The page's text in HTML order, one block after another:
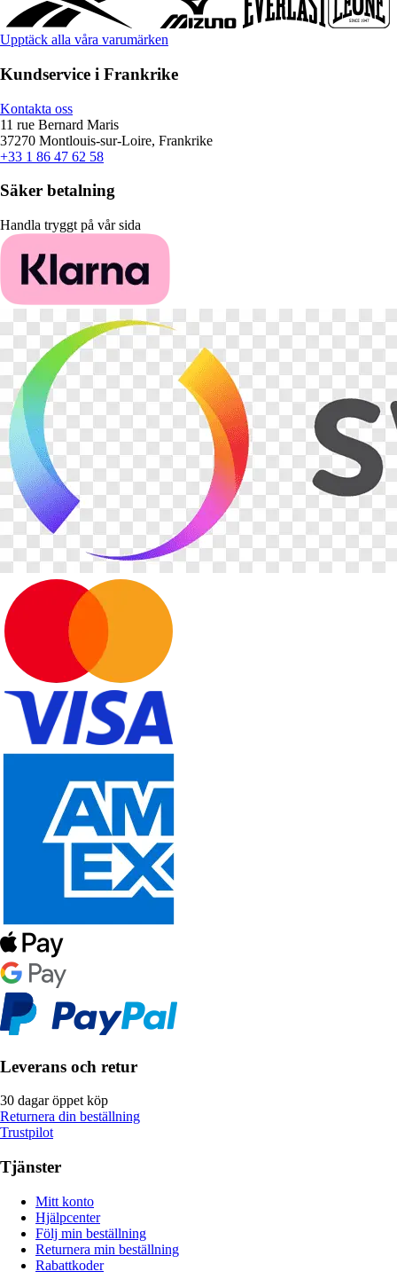
Upptäck alla våra varumärken
Kundservice i Frankrike
Kontakta oss
11 rue Bernard Maris
37270 Montlouis-sur-Loire, Frankrike
+33 1 86 47 62 58
Säker betalning
Handla tryggt på vår sida
Leverans och retur
30 dagar öppet köp
Returnera din beställning
Trustpilot
Tjänster
Mitt konto
Hjälpcenter
Följ min beställning
Returnera min beställning
Rabattkoder